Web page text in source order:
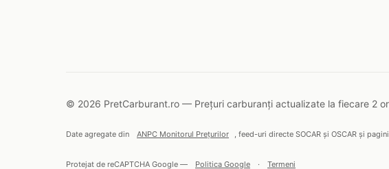
© 2026 PretCarburant.ro — Prețuri carburanți actualizate la fiecare 2
Date agregate din ANPC Monitorul Prețurilor , feed-uri directe SOCAR și OSCAR și
Protejat de reCAPTCHA Google — Politica Google · Termeni